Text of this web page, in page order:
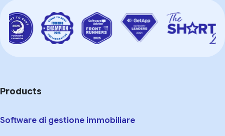
Products
Software di gestione immobiliare